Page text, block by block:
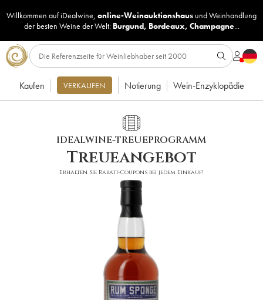
Willkommen auf iDealwine, online-Weinauktionshaus undWeinhandlung
der besten Weine der Welt: Burgund, Bordeaux, Champagne...
Kaufen VERKAUFEN Notierung Wein-Enzyklopädie
IDEALWINE-TREUEPROGRAMM
Treueangebot
Erhalten Sie Rabatt-Coupons bei jedem Einkauf!